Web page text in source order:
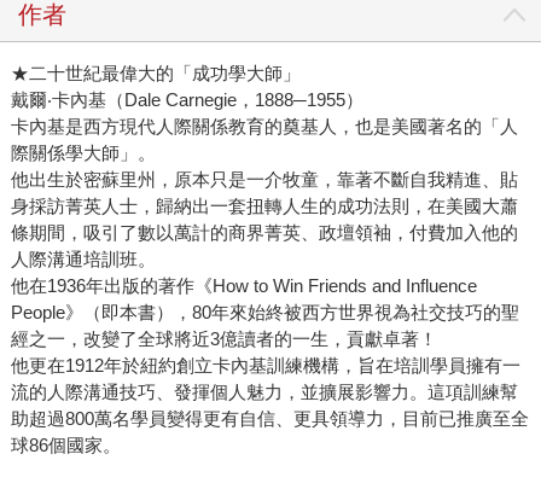
作者
★二十世紀最偉大的「成功學大師」
戴爾‧卡內基（Dale Carnegie，1888─1955）
卡內基是西方現代人際關係教育的奠基人，也是美國著名的「人
際關係學大師」。
他出生於密蘇里州，原本只是一介牧童，靠著不斷自我精進、貼
身採訪菁英人士，歸納出一套扭轉人生的成功法則，在美國大蕭
條期間，吸引了數以萬計的商界菁英、政壇領袖，付費加入他的
人際溝通培訓班。
他在1936年出版的著作《How to Win Friends and Influence
People》（即本書），80年來始終被西方世界視為社交技巧的聖
經之一，改變了全球將近3億讀者的一生，貢獻卓著！
他更在1912年於紐約創立卡內基訓練機構，旨在培訓學員擁有一
流的人際溝通技巧、發揮個人魅力，並擴展影響力。這項訓練幫
助超過800萬名學員變得更有自信、更具領導力，目前已推廣至全
球86個國家。